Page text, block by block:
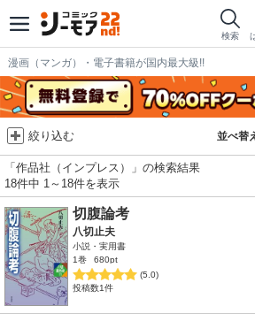
検索
漫画（マンガ）・電子書籍が国内最大級!!
並べ替
絞り込む
「作品社（インプレス）」の検索結果
18件中 1～18件を表示
切腹論考
八切止夫
小説・実用書
1巻
680pt
(5.0)
投稿数1件